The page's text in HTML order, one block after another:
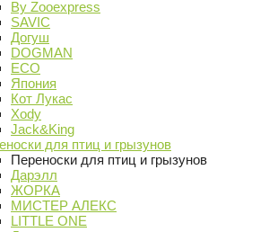
By Zooexpress
SAVIC
Догуш
DOGMAN
ECO
Япония
Кот Лукас
Xody
Jack&King
для птиц и грызунов
Переноски для птиц и грызунов
Дарэлл
ЖОРКА
МИСТЕР АЛЕКС
LITTLE ONE